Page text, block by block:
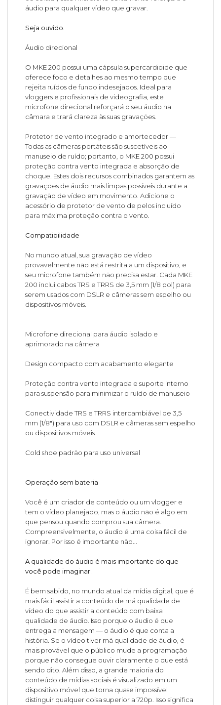
áudio para qualquer vídeo que gravar.
Seja ouvido.
Áudio direcional
O MKE 200 possui uma cápsula supercardioide que
oferece foco e detalhes ao mesmo tempo que
rejeita ruídos de fundo indesejados. Ideal para
vloggers e profissionais de videografia, este
microfone direcional reforçará o seu áudio na
câmara e trará clareza às suas gravações.
Protetor de vento integrado e amortecedor —
Todas as câmeras portáteis são suscetíveis ao
manuseio de ruído; portanto, o MKE 200 possui
proteção contra vento integrada e absorção de
choque. Estes dois recursos combinados garantem as
gravações de áudio mais limpas possíveis durante a
gravação de vídeo em movimento. Adicione o
acessório de protetor de vento de pelos incluído
para máxima proteção contra o vento.
Compatibilidade
No mundo atual, sua gravação de vídeo
provavelmente não está restrita a um dispositivo, e
seu microfone também não precisa estar. Cada MKE
200 inclui cabos TRS e TRRS de 3,5 mm (1/8 pol) para
serem usados com DSLR e câmeras sem espelho ou
dispositivos móveis.
Microfone direcional para áudio isolado e
aprimorado na câmera
Design compacto com acabamento elegante
Proteção contra vento integrada e suporte interno
para suspensão para minimizar o ruído de manuseio
Conectividade TRS e TRRS intercambiável de 3,5
mm (1/8") para uso com DSLR e câmeras sem espelho
ou dispositivos móveis
Cold shoe padrão para uso universal
Operação sem bateria
Você é um criador de conteúdo ou um vlogger e
tem o vídeo planejado, mas o áudio não é algo em
que pensou quando comprou sua câmera.
Compreensivelmente, o áudio é uma coisa fácil de
ignorar. Por isso é importante não...
A qualidade do áudio é mais importante do que
você pode imaginar.
É bem sabido, no mundo atual da mídia digital, que é
mais fácil assistir a conteúdo de má qualidade de
vídeo do que assistir a conteúdo com baixa
qualidade de áudio. Isso porque o áudio é que
entrega a mensagem — o áudio é que conta a
história. Se o vídeo tiver má qualidade de áudio, é
mais provável que o público mude a programação
porque não consegue ouvir claramente o que está
sendo dito. Além disso, a grande maioria do
conteúdo de mídias sociais é visualizado em um
dispositivo móvel que torna quase impossível
distinguir qualquer coisa superior a 720p. Isso significa